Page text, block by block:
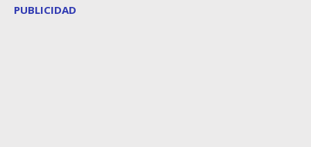
PUBLICIDAD